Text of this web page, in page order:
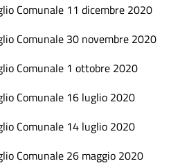
Comunale 11 dicembre 2020
Comunale 30 novembre 2020
Comunale 1 ottobre 2020
Comunale 16 luglio 2020
Comunale 14 luglio 2020
Comunale 26 maggio 2020